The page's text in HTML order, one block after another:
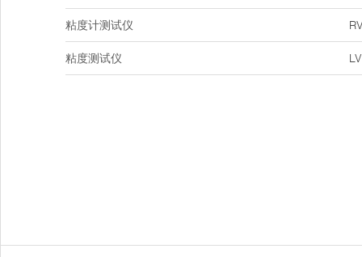
粘度计测试仪
粘度测试仪